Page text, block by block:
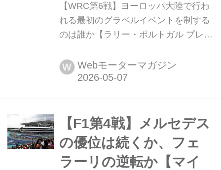
【WRC第6戦】ヨーロッパ大陸で行わ
れる最初のグラベルイベントを制する
のは誰か【ラリー・ポルトガル プレビ
間)、WRC世界ラリー選手権第6戦ラリ
ー・ポルトガルが北部の都市ポルト近
グラベル(未舗装路)イベントとなる。
ラリー・ジャパン(5月28日〜34日)前
の最後のラリーで、勝田貴元(...
W Webモーターマガジン
【F1第4戦】メルセデス
の優位は続くか、フェ
ラーリの逆転か【マイ